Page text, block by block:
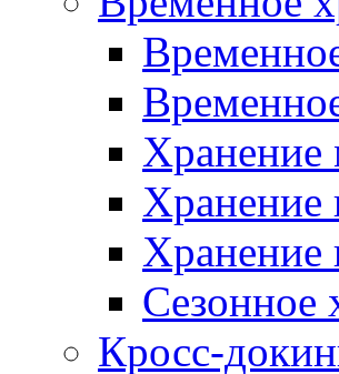
Хранение
Хранение
Хранение
Сезонное
Кросс-